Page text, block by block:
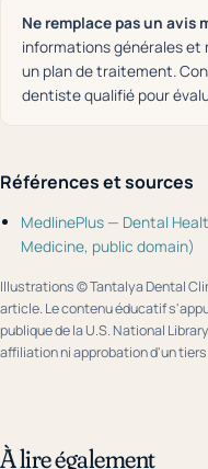
Ne remplace pas un avis
informations générales
un plan de traitement.
dentiste qualifié pour
Références et sources
MedlinePlus — Dental
Medicine, public domain)
Illustrations © Tantalya Dental
article. Le contenu éducatif
publique de la U.S. National
affiliation ni approbation d'un tiers.
À lire également